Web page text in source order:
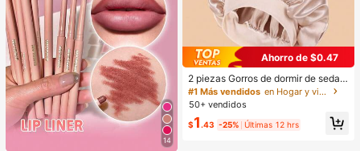
14
Ahorro de $0.47
2 piezas Gorros de dormir de seda y
satén de lujo, unicolor, gorros elásti
cos de protección del cabello, liger
he, cuidado del cabello, ducha, ajus
#1 Más vendidos
en Hogar y vida
50+ vendidos
$1.43 -25% Últimas 12 hrs